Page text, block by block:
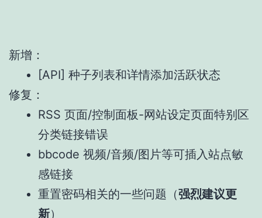
新增：
[API] 种子列表和详情添加活跃状态
修复：
RSS 页面/控制面板-网站设定页面特别区
分类链接错误
bbcode 视频/音频/图片等可插入站点敏
感链接
重置密码相关的一些问题（强烈建议更
新）